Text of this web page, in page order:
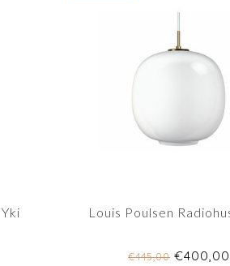
Louis Poulsen
€445,00€400,00